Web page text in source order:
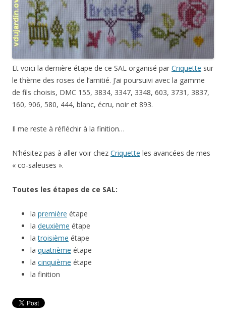
Et voici la dernière étape de ce SAL organisé par Criquette sur
le thème des roses de l’amitié. J’ai poursuivi avec la gamme
de fils choisis, DMC 155, 3834, 3347, 3348, 603, 3731, 3837,
160, 906, 580, 444, blanc, écru, noir et 893.
Il me reste à réfléchir à la finition…
N’hésitez pas à aller voir chez Criquette les avancées de mes
« co-saleuses ».
Toutes les étapes de ce SAL:
la première étape
la deuxième étape
latroisième étape
la quatrième étape
la cinquième étape
la finition